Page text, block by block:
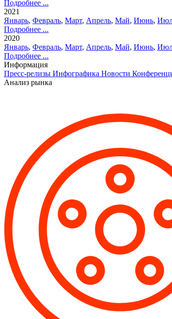
Подробнее ...
2021
Январь, Февраль, Март, Апрель, Май, Июнь,
Подробнее ...
2020
Январь, Февраль, Март, Апрель, Май, Июнь,
Подробнее ...
Информация
Пресс-релизы Инфографика Новости
Анализ рынка